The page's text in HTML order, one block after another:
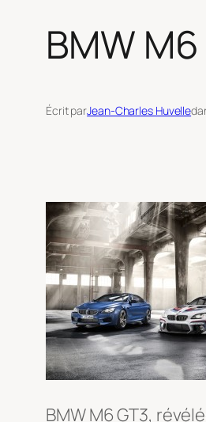
BMW
Écrit parJean-Charles Huvelle
BMW M6 GT3,